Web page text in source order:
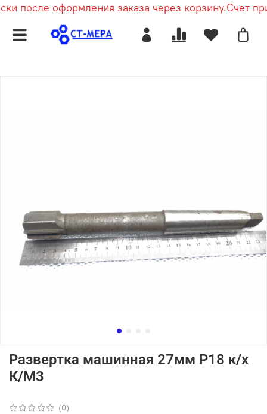
после оформления заказа через корзину.Счет
(0)
Развертка машинная 27мм Р18 к/х
К/М3